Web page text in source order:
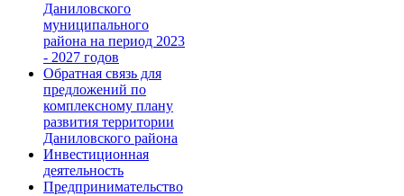
Даниловского
муниципального
района на период 2023
- 2027 годов
Обратная связь для
предложений по
комплексному плану
развития территории
Даниловского района
Инвестиционная
деятельность
Предпринимательство